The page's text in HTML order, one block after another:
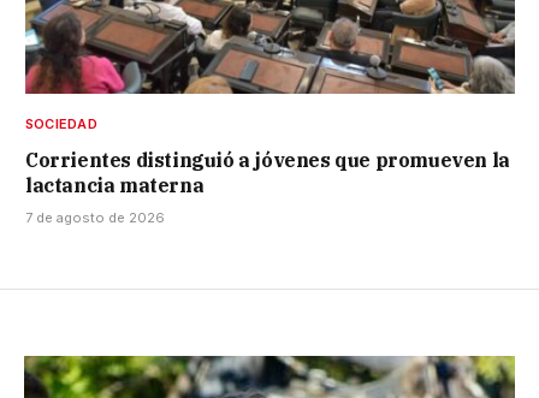
SOCIEDAD
Corrientes distinguió a jóvenes que promueven la
lactancia materna
7 de agosto de 2026